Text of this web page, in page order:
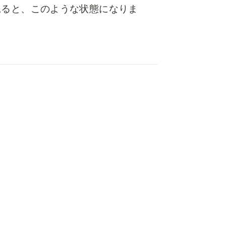
と、このような状態になりま